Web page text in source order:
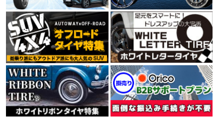
コンチネンタルタイヤは、1世紀以上にわたりヨーロッ
パの走りを支え、クルマの進化と共に信頼の歴史を重ね
てきたタイヤメーカーです。最高水準の性能を保証する
ために、多くの自動車メーカーの厳しいテストに合格し
ています。さらに、最新のタイヤメーカー世界販売シェ
アランキング第4位の実績をもっています。
総合評価：6件 4.58
PIRELLI
ピレリ
イタリア ミラノに本社を置くタイヤメーカーPIRELLI
（ピレリ）。 世界タイヤメーカー別シェアランキングで
は、上位の実績を誇っています。 輸入車、特に欧州車の